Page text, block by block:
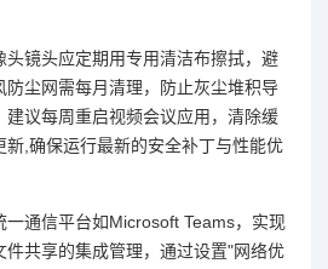
镜头应定期用专用清洁布擦拭，避
尘网需每月清理，防止灰尘堆积导
议每周重启视频会议应用，清除缓
,确保运行最新的安全补丁与性能优
一通信平台如Microsoft Teams，实现
共享的集成管理，通过设置"网络优